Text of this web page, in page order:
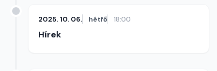
2025. 10. 06. hétfő 18:00
Hírek